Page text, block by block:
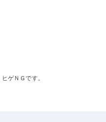
ゲＮＧです。